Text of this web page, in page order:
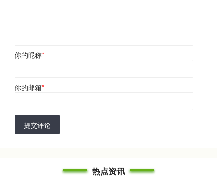
你的昵称*
你的邮箱*
提交评论
热点资讯